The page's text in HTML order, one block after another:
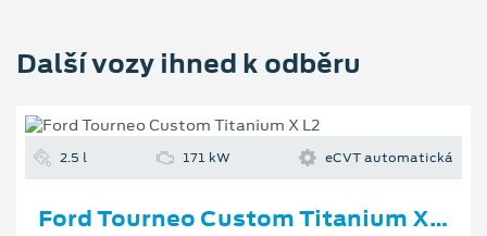
Další vozy ihned k odběru
2.5 l 171 kW eCVT automatická
Ford Tourneo Custom Titanium X L2